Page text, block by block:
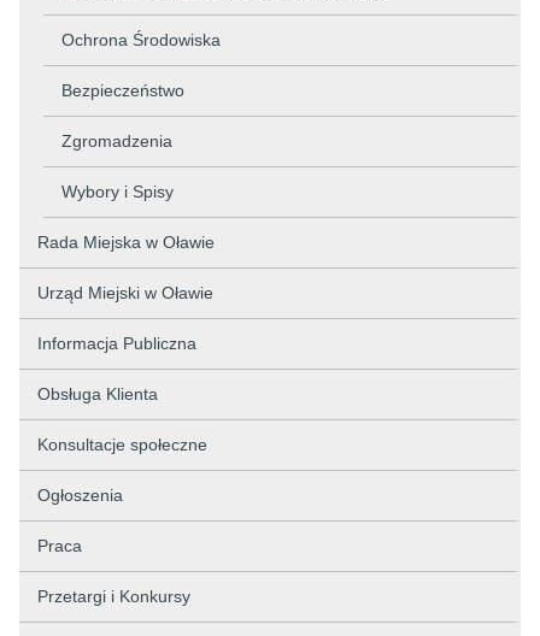
Ochrona Środowiska
Bezpieczeństwo
Zgromadzenia
Wybory i Spisy
Rada Miejska w Oławie
Urząd Miejski w Oławie
Informacja Publiczna
Obsługa Klienta
Konsultacje społeczne
Ogłoszenia
Praca
Przetargi i Konkursy